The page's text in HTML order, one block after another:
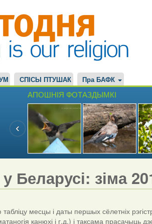
СПІСЫ ПТУШАК Пра БАФК
АПОШНІЯ ФОТАЗДЫМКІ
Беларусі: зіма
месцы і даты першых сёлетніх
канюхі і г.д.) і таксама прасачыць